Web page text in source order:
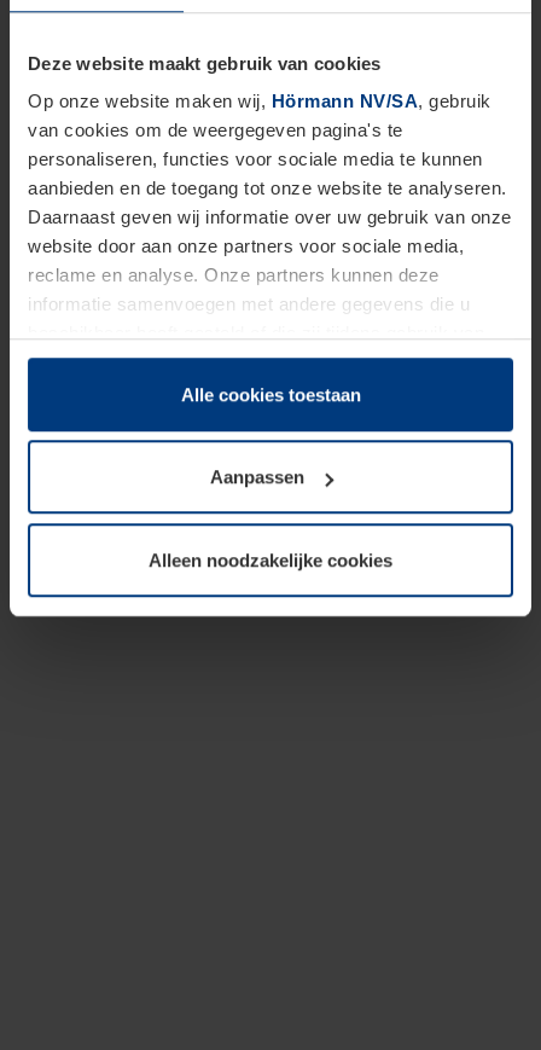
Deze website maakt gebruik van cookies
Op onze website maken wij, Hörmann NV/SA, gebruik
van cookies om de weergegeven pagina's te
personaliseren, functies voor sociale media te kunnen
aanbieden en de toegang tot onze website te analyseren.
Daarnaast geven wij informatie over uw gebruik van onze
website door aan onze partners voor sociale media,
reclame en analyse. Onze partners kunnen deze
informatie samenvoegen met andere gegevens die u
hun diensten hebben verzameld.
Juridisch hebben wij het recht om cookies op uw
van deze pagina's absoluut vereist is. Voor alle andere
soorten cookies is uw toestemming benodigd. Uw
toestemming kunt u op elk moment bij de uitleg van de
wijzigen of herroepen.
Alle cookies toestaan
Aanpassen
Alleen noodzakelijke cookies